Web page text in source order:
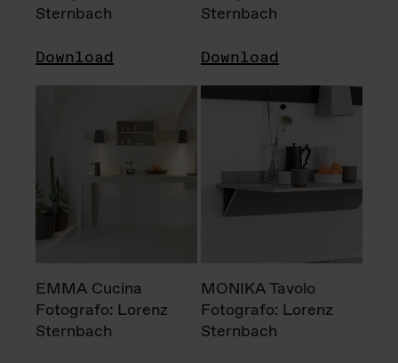
Sternbach
Download
Sternbach
Download
EMMA Cucina
Fotografo: Lorenz
Sternbach
MONIKA Tavolo
Fotografo: Lorenz
Sternbach